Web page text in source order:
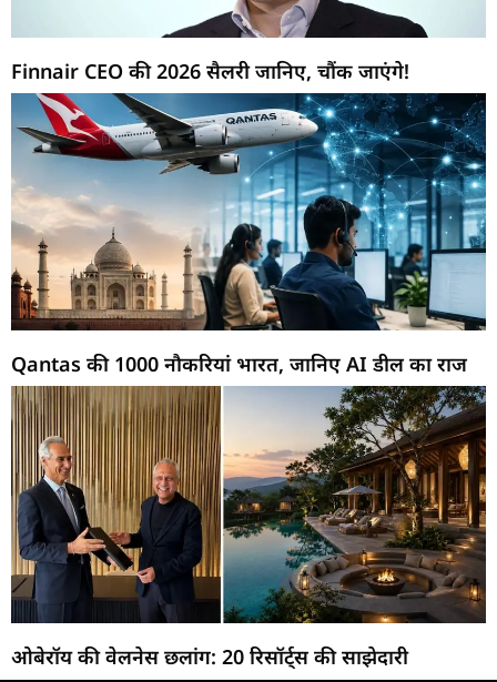
Finnair CEO की 2026 सैलरी जानिए, चौंक जाएंगे!
Qantas की 1000 नौकरियां भारत, जानिए AI डील का राज
ओबेरॉय की वेलनेस छलांग: 20 रिसॉर्ट्स की साझेदारी